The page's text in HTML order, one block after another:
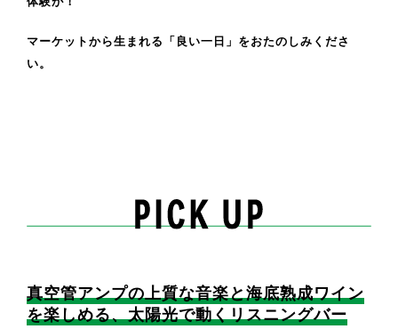
マーケットから生まれる「良い一日」をおたのしみくださ
い。
真空管アンプの上質な音楽と海底熟成ワイン
を楽しめる、太陽光で動くリスニングバー